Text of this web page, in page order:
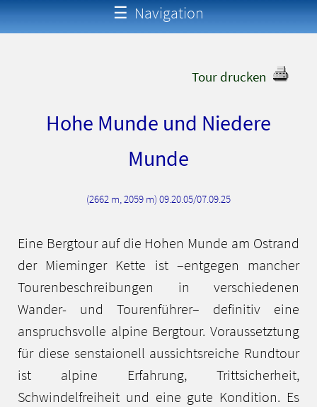
☰Navigation
Tour drucken
Hohe Munde und Niedere
Munde
(2662 m, 2059 m) 09.20.05/07.09.25
Eine Bergtour auf die Hohen Munde am Ostrand
der Mieminger Kette ist –entgegen mancher
Tourenbeschreibungen in verschiedenen
Wander- und Tourenführer– definitiv eine
anspruchsvolle alpine Bergtour. Voraussetztung
für diese senstaionell aussichtsreiche Rundtour
ist alpine Erfahrung, Trittsicherheit,
Schwindelfreiheit und eine gute Kondition. Es